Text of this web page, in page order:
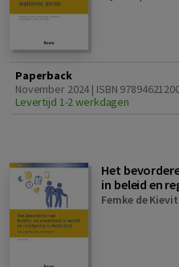
Paperback
November 2024 | ISBN
Levertijd 1-2 werkdagen
Het
in beleid en
Femke de Kievit